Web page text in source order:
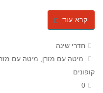
קרא עוד
חדרי שינה
מיטה עם מזרן
מיטה עם
קופונים
0